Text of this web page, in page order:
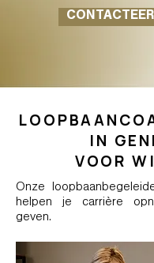
IN
VOOR
Onze
helpen je carrière
geven.